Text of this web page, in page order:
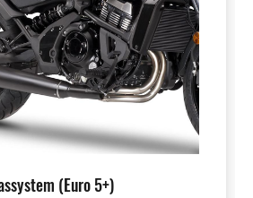
(Euro 5+)